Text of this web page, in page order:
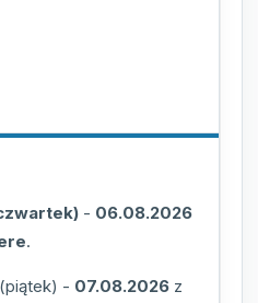
- 06.08.2026
.
- 07.08.2026 z